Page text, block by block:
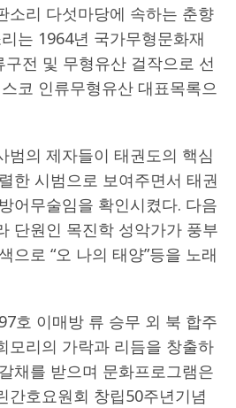
소리 다섯마당에 속하는 춘향
는 1964년 국가무형문화재
전 및 무형유산 걸작으로 선
코 인류무형유산 대표목록으
범의 제자들이 태권도의 핵심
한 시범으로 보여주면서 태권
어무술임을 확인시켰다. 다음
단원인 목진학 성악가가 풍부
으로 “오 나의 태양”등을 노래
호 이매방 류 승무 외 북 합주
모리의 가락과 리듬을 창출하
채를 받으며 문화프로그램은
간호요원회 창립50주년기념